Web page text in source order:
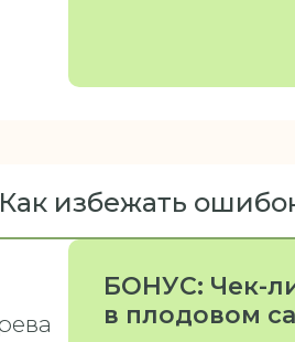
избежать
БОНУС: Чек-
в плодовом